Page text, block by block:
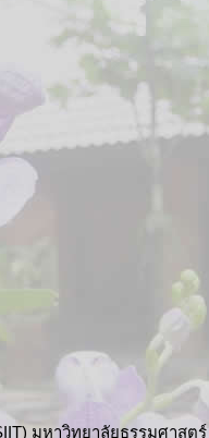
มหาวิทยาลัยธรรมศาสตร์